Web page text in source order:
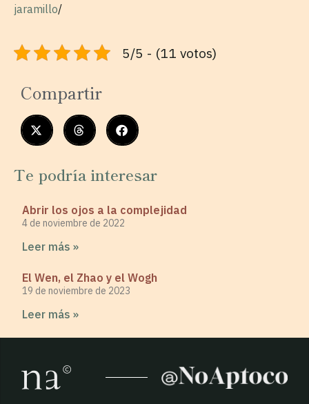
jaramillo/
5/5 - (11 votos)
Compartir
Te podría interesar
Abrir los ojos a la complejidad
4 de noviembre de 2022
Leer más »
El Wen, el Zhao y el Wogh
19 de noviembre de 2023
Leer más »